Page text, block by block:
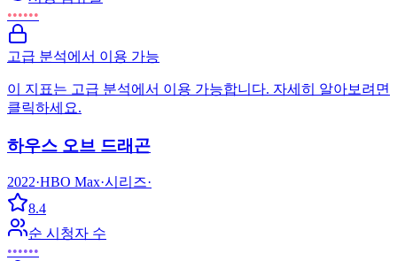
••••••
고급 분석에서 이용 가능
이 지표는 고급 분석에서 이용 가능합니다. 자세히 알아보려면
클릭하세요.
하우스 오브 드래곤
2022·HBO Max·시리즈·
8.4
순 시청자 수
••••••